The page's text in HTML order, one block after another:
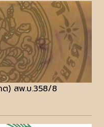
) สพ.บ.358/8